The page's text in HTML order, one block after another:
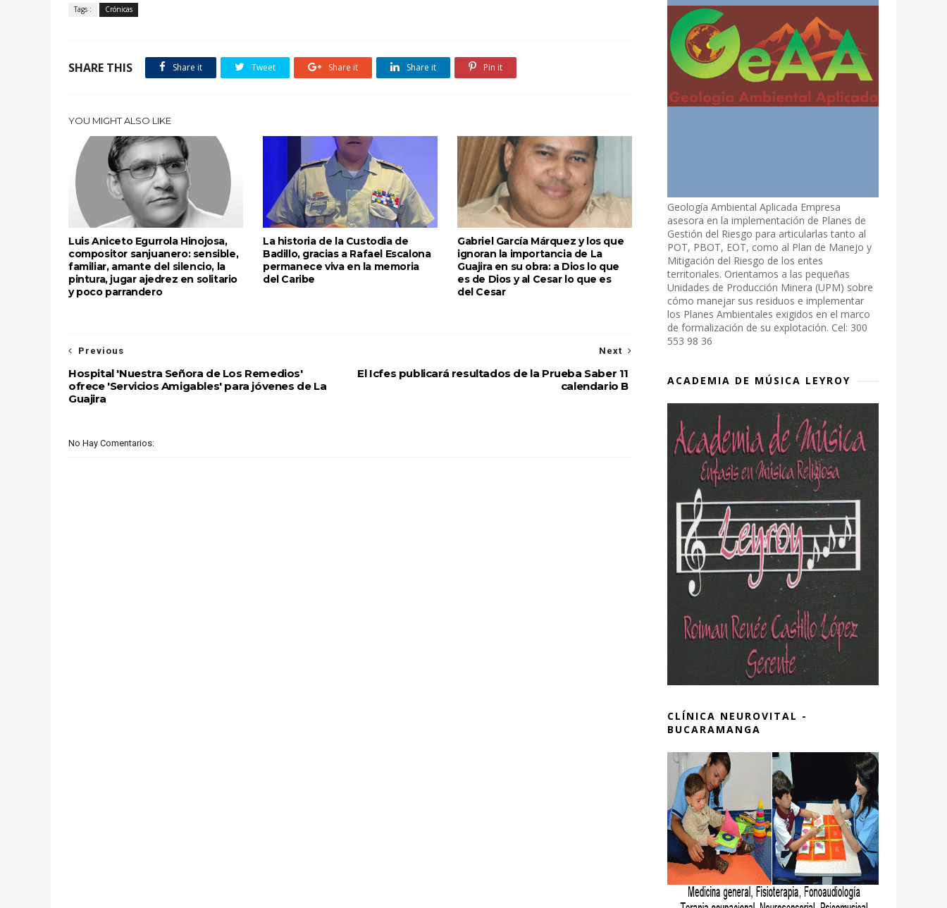
Tags : Crónicas
SHARE THIS Share it Tweet Share it Share it Pin it
YOU MIGHT ALSO LIKE
Luis Aniceto Egurrola Hinojosa,
compositor sanjuanero: sensible,
familiar, amante del silencio, la
pintura, jugar ajedrez en solitario
y poco parrandero
La historia de la Custodia de
Badillo, gracias a Rafael Escalona
permanece viva en la memoria
del Caribe
Gabriel García Márquez y los que
ignoran la importancia de La
Guajira en su obra: a Dios lo que
es de Dios y al Cesar lo que es
del Cesar
Next
El Icfes publicará resultados de la Prueba Saber 11
calendario B
Previous
Hospital 'Nuestra Señora de Los Remedios'
ofrece 'Servicios Amigables' para jóvenes de La
Guajira
No Hay Comentarios:
Geología Ambiental Aplicada Empresa
asesora en la implementación de Planes de
Gestión del Riesgo para articularlas tanto al
POT, PBOT, EOT, como al Plan de Manejo y
Mitigación del Riesgo de los entes
territoriales. Orientamos a las pequeñas
Unidades de Producción Minera (UPM) sobre
cómo manejar sus residuos e implementar
los Planes Ambientales exigidos en el marco
de formalización de su explotación. Cel: 300
553 98 36
ACADEMIA DE MÚSICA LEYROY
CLÍNICA NEUROVITAL -
BUCARAMANGA